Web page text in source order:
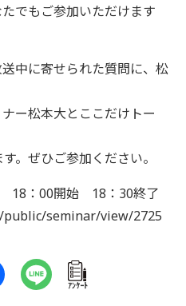
もご参加いただけます
中に寄せられた質問に、松
ー松本大とここだけトー
。ぜひご参加ください。
18：00開始 18：30終了
public/seminar/view/2725
ｱﾝｹｰﾄ